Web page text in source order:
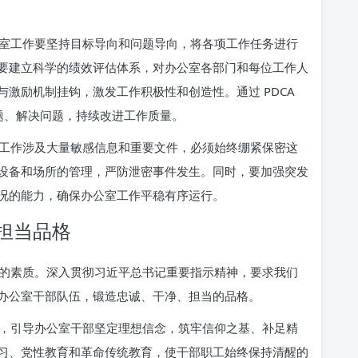
工作要坚持目标导向和问题导向，将各项工作任务进行
立科学的绩效评估体系，对办公室各部门和每位工作人
励机制挂钩，激发工作积极性和创造性。通过 PDCA
解决问题，持续改进工作质量。
作涉及大量敏感信息和重要文件，必须始终绷紧保密这
和场所的管理，严防泄密事件发生。同时，要加强突发
能力，确保办公室工作平稳有序运行。
当品格
素质。深入贯彻习近平总书记重要指示精神，要求我们
室干部队伍，锻造忠诚、干净、担当的品格。
引导办公室干部坚定理想信念，筑牢信仰之基、补足精
党性教育和革命传统教育，使干部职工始终保持清醒的